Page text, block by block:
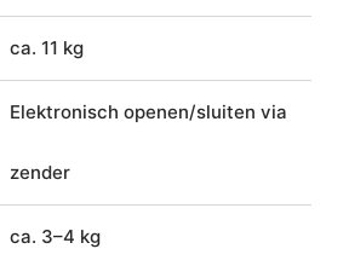
ca. 11 kg
Elektronisch openen/sluiten via
zender
ca. 3–4 kg